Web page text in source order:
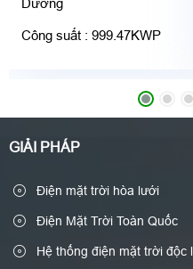
Công suất : 999.47KWP
GIẢI PHÁP
Điện mặt trời hòa lưới
Điện Mặt Trời Toàn Quốc
Hệ thống điện mặt trời độc